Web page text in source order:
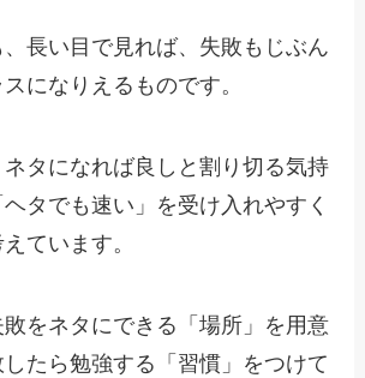
長い目で見れば、失敗もじぶん
になりえるものです。
タになれば良しと割り切る気持
タでも速い」を受け入れやすく
ています。
をネタにできる「場所」を用意
たら勉強する「習慣」をつけて